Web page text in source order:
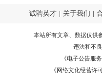
诚聘英才 关于我们
本站所有文章、数据仅供
违法和不
《电子公告服务
《网络文化经营许